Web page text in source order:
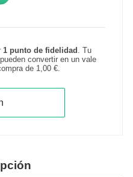
1 punto de fidelidad
. Tu
convertir en un vale
de 1,00 €